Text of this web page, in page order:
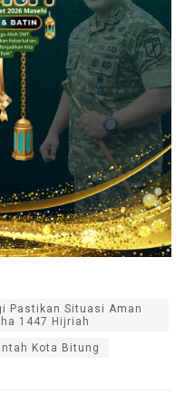
Pastikan Situasi Aman
1447 Hijriah
Kota Bitung